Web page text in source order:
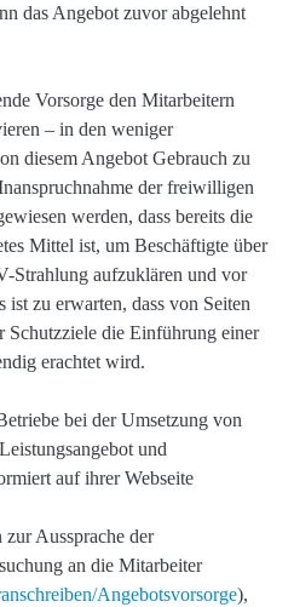
das Angebot zuvor abgelehnt
Vorsorge den Mitarbeitern
– in den weniger
diesem Angebot Gebrauch zu
der freiwilligen
werden, dass bereits die
Mittel ist, um Beschäftigte über
Strahlung aufzuklären und vor
zu erwarten, dass von Seiten
die Einführung einer
erachtet wird.
bei der Umsetzung von
und
auf ihrer Webseite
zur Aussprache der
an die Mitarbeiter
Angebotsvorsorge),